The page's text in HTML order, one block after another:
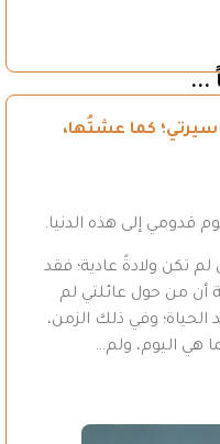
...
سيرتي؛ كما عشتُها،
لم تكن ولادةً عادية؛ فقد
أن من حول عائلتي لم
وفي ذلك الزمن،
هي اليوم، ولم…